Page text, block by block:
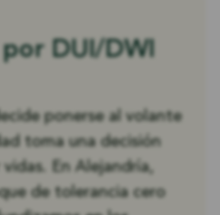
por DUI/DWI
ponerse al volante
toma una decisión
En Alejandría,
de tolerancia cero